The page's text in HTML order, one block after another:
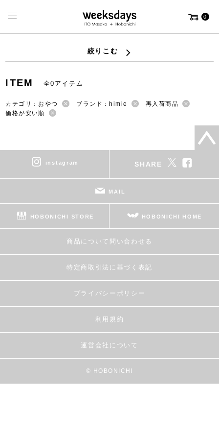
0
絞りこむ
ITEM 全0アイテム
カテゴリ：おやつ ブランド：himie
再入荷商品
価格が安い順
instagram SHARE
MAIL
HOBONICHI STORE HOBONICHI HOME
商品について問い合わせる
特定商取引法に基づく表記
プライバシーポリシー
利用規約
運営会社について
© HOBONICHI